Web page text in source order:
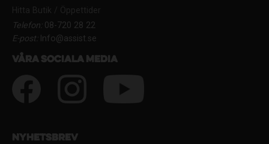
Hitta Butik / Öppettider
Telefon:08-720 28 22
E-post:Info@assist.se
Våra sociala media
Nyhetsbrev